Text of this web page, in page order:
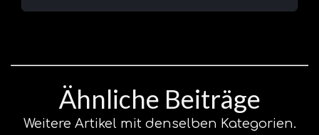
Ähnliche Beiträge
Weitere Artikel mit denselben Kategorien.